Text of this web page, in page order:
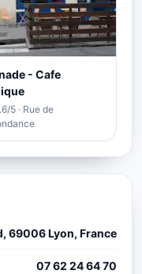
- Cafe
5 · Rue de
69006 Lyon, France
07 62 24 64 70